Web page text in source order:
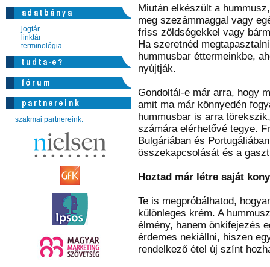
jogtár
linktár
terminológia
szakmai partnereink:
Miután elkészült a
meg szezámmaggal vagy
friss zöldségekkel vagy
Ha szeretnéd
hummusbar éttermeinkbe,
nyújtják.
Gondoltál-e már arra, hogy
amit ma már könnyedén
hummusbar is arra
számára elérhetővé tegye.
Bulgáriában és
összekapcsolását és a
Hoztad már létre saját
Te is megpróbálhatod,
különleges krém. A
élmény, hanem önkifejezés
érdemes nekiállni, hiszen
rendelkező étel új színt